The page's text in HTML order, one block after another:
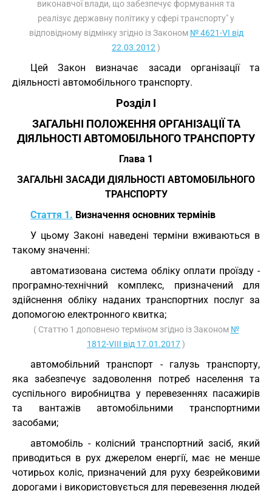
виконавчої влади, що забезпечує формування та
реалізує державну політику у сфері транспорту" у
відповідному відмінку згідно із Законом № 4621-VI від
22.03.2012 )
Цей Закон визначає засади організації та
діяльності автомобільного транспорту.
Розділ I
ЗАГАЛЬНІ ПОЛОЖЕННЯ ОРГАНІЗАЦІЇ ТА
ДІЯЛЬНОСТІ АВТОМОБІЛЬНОГО ТРАНСПОРТУ
Глава 1
ЗАГАЛЬНІ ЗАСАДИ ДІЯЛЬНОСТІ АВТОМОБІЛЬНОГО
ТРАНСПОРТУ
Стаття 1. Визначення основних термінів
У цьому Законі наведені терміни вживаються в
такому значенні:
автоматизована система обліку оплати проїзду -
програмно-технічний комплекс, призначений для
здійснення обліку наданих транспортних послуг за
допомогою електронного квитка;
( Статтю 1 доповнено терміном згідно із Законом №
1812-VIII від 17.01.2017)
автомобільний транспорт - галузь транспорту,
яка забезпечує задоволення потреб населення та
суспільного виробництва у перевезеннях пасажирів
та вантажів автомобільними транспортними
засобами;
автомобіль - колісний транспортний засіб, який
приводиться в рух джерелом енергії, має не менше
чотирьох коліс, призначений для руху безрейковими
дорогами і використовується для перевезення людей